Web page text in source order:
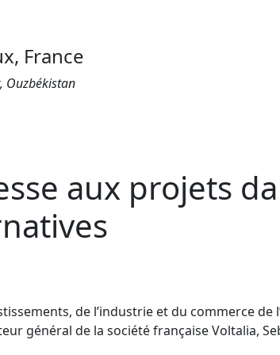
France
Ouzbékistan
aux projets
de l’industrie et du commerce de
général de la société française Voltalia,